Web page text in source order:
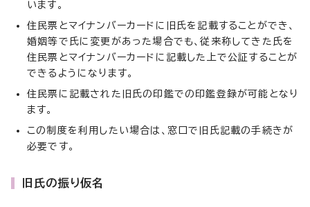
います。
住民票とマイナンバーカードに旧氏を記載することができ、
婚姻等で氏に変更があった場合でも、従来称してきた氏を
住民票とマイナンバーカードに記載した上で公証することが
できるようになります。
住民票に記載された旧氏の印鑑での印鑑登録が可能となり
ます。
この制度を利用したい場合は、窓口で旧氏記載の手続きが
必要です。
旧氏の振り仮名